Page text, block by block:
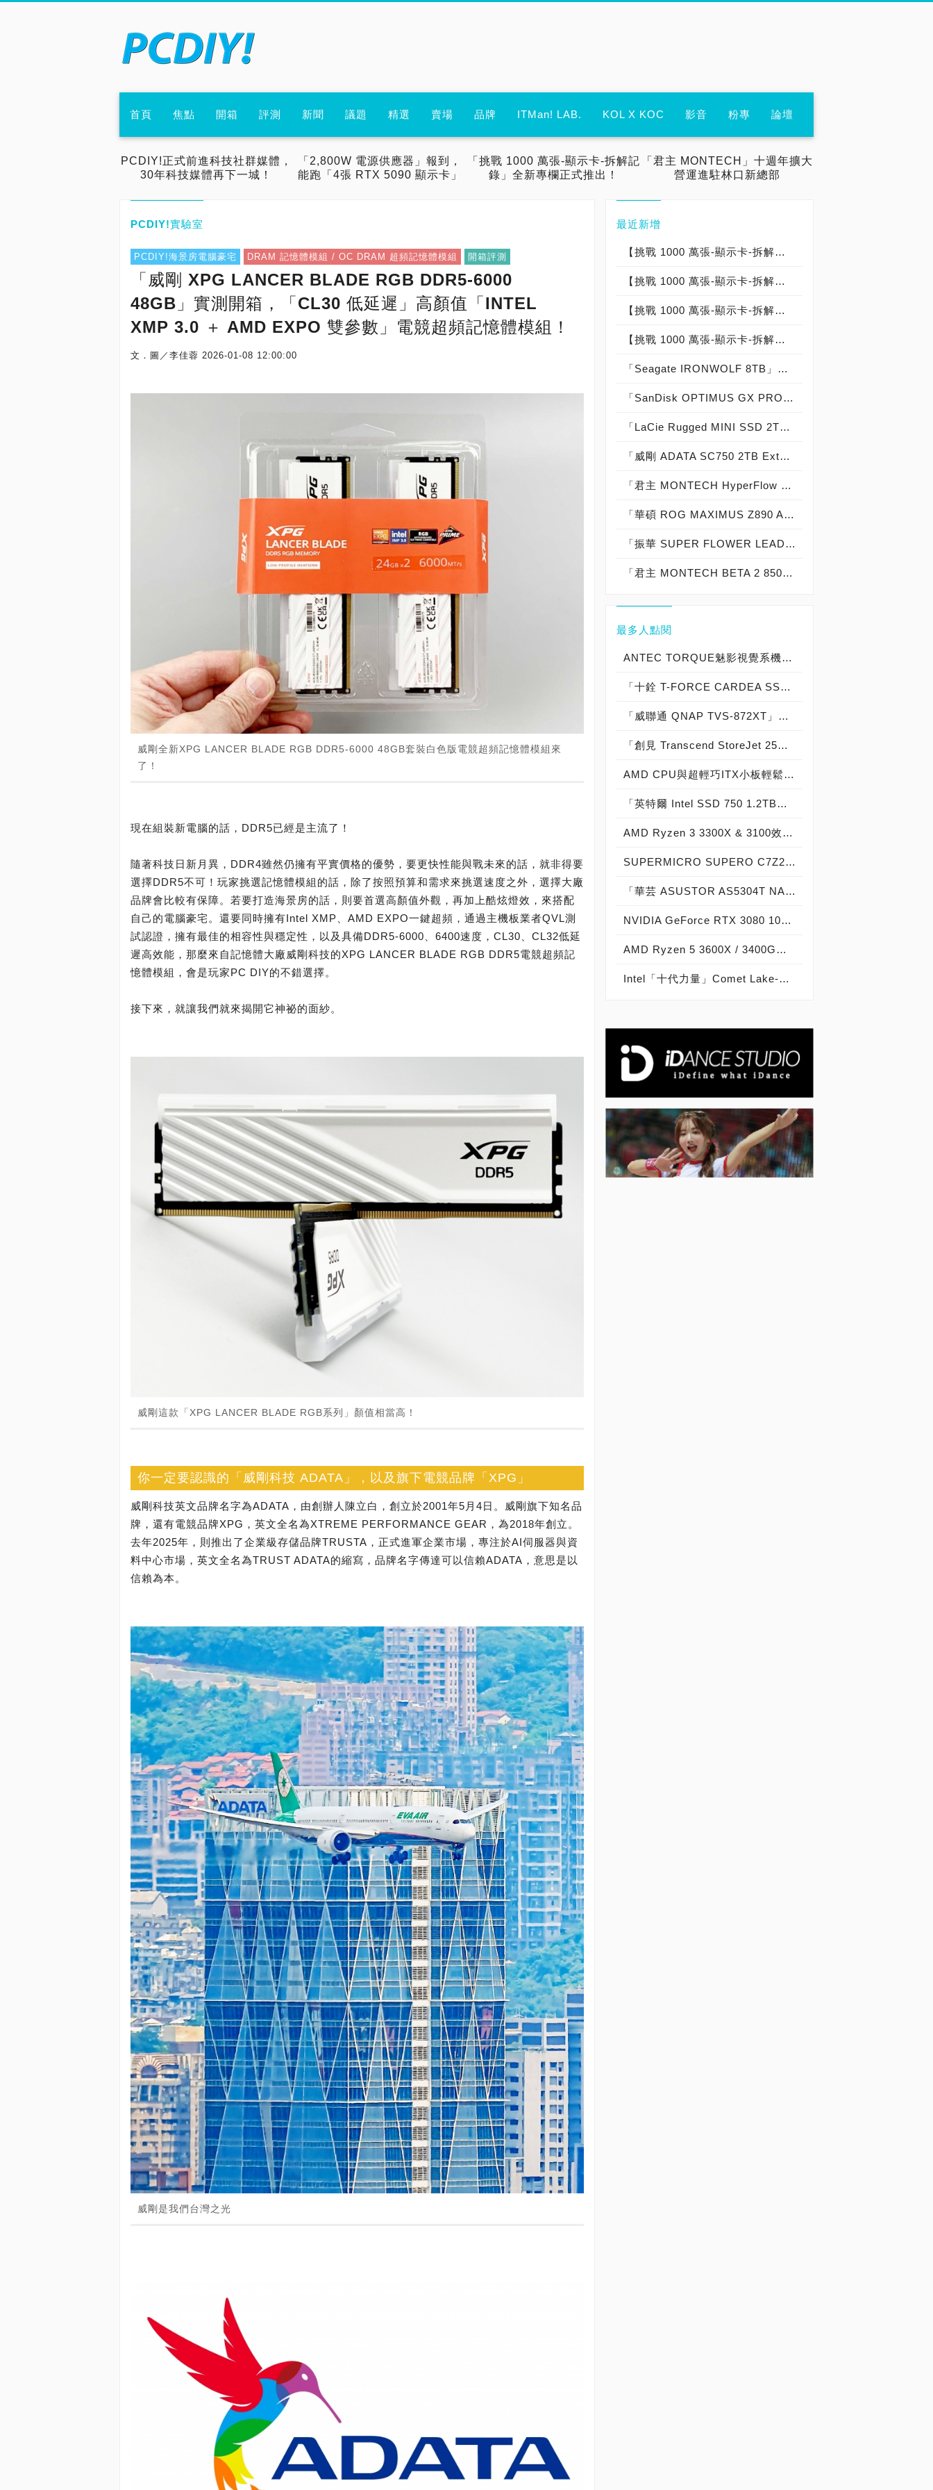
首頁 焦點 開箱 評測 新聞 議題 精選 賣場 品牌 ITMan! LAB. KOL X KOC 影音 粉專 論壇
PCDIY!正式前進科技社群媒體，
30年科技媒體再下一城！
「2,800W 電源供應器」報到，
能跑「4張 RTX 5090 顯示卡」
「挑戰 1000 萬張-顯示卡-拆解記
錄」全新專欄正式推出！
「君主 MONTECH」十週年擴大
營運進駐林口新總部
PCDIY!實驗室
PCDIY!海景房電腦豪宅 DRAM 記憶體模組 / OC DRAM 超頻記憶體模組 開箱評測
「威剛 XPG LANCER BLADE RGB DDR5-6000
48GB」實測開箱，「CL30 低延遲」高顏值「INTEL
XMP 3.0 ＋ AMD EXPO 雙參數」電競超頻記憶體模組！
文．圖／李佳蓉 2026-01-08 12:00:00
威剛全新XPG LANCER BLADE RGB DDR5-6000 48GB套裝白色版電競超頻記憶體模組來
了！
現在組裝新電腦的話，DDR5已經是主流了！
隨著科技日新月異，DDR4雖然仍擁有平實價格的優勢，要更快性能與戰未來的話，就非得要
選擇DDR5不可！玩家挑選記憶體模組的話，除了按照預算和需求來挑選速度之外，選擇大廠
品牌會比較有保障。若要打造海景房的話，則要首選高顏值外觀，再加上酷炫燈效，來搭配
自己的電腦豪宅。還要同時擁有Intel XMP、AMD EXPO一鍵超頻，通過主機板業者QVL測
試認證，擁有最佳的相容性與穩定性，以及具備DDR5-6000、6400速度，CL30、CL32低延
遲高效能，那麼來自記憶體大廠威剛科技的XPG LANCER BLADE RGB DDR5電競超頻記
憶體模組，會是玩家PC DIY的不錯選擇。
接下來，就讓我們就來揭開它神祕的面紗。
威剛這款「XPG LANCER BLADE RGB系列」顏值相當高！
你一定要認識的「威剛科技 ADATA」，以及旗下電競品牌「XPG」
威剛科技英文品牌名字為ADATA，由創辦人陳立白，創立於2001年5月4日。威剛旗下知名品
牌，還有電競品牌XPG，英文全名為XTREME PERFORMANCE GEAR，為2018年創立。
去年2025年，則推出了企業級存儲品牌TRUSTA，正式進軍企業市場，專注於AI伺服器與資
料中心市場，英文全名為TRUST ADATA的縮寫，品牌名字傳達可以信賴ADATA，意思是以
信賴為本。
威剛是我們台灣之光
最近新增
【挑戰 1000 萬張-顯示卡-拆解記錄：000-000-018】微星 MSI GeForce RTX 5090 32G LIGHTNING Z 閃電卡皇：台灣代理商建達公司貨：台灣製造 Made In Taiwan（限定版→僅開箱）
【挑戰 1000 萬張-顯示卡-拆解記錄：000-000-004】華碩 ASUS TUF Gaming GeForce RTX 5090 32GB GDDR7：台灣代理商聯強公司貨：中國製造 Made In China
【挑戰 1000 萬張-顯示卡-拆解記錄：000-000-003】微星 MSI GEFORCE RTX 5090 GAMING TRIO OC：台灣代理商建達公司貨：台灣製造 Made In Taiwan
【挑戰 1000 萬張-顯示卡-拆解記錄：000-000-002】技嘉 GIGABYTE GEFORCE RTX 5090 GAMING OC 32G：台灣代理商青雲公司貨：台灣製造 Made In Taiwan
「Seagate IRONWOLF 8TB」實測開箱，「5,400轉」那嘶狼「節省電力 48％ 噪音減少 18％ 抗震提升 12％」NAS專用硬碟機首選！
「SanDisk OPTIMUS GX PRO 8100 SSD 2TB」實測開箱，「14,900 MB/s俱樂部」史上最強「第四代 PCIe 5.0 SSD」高效能低功耗固態硬碟！
「LaCie Rugged MINI SSD 2TB」實測開箱，「USB 3.2 Gen 2x2 穩固精悍」20Gbps 外接式固態硬碟專業首選！
「威剛 ADATA SC750 2TB External SSD」實測開箱，USB 3.2 Gen2 10Gb/s 免傳輸線「袖珍便攜」高效能外接式固態硬碟！
「君主 MONTECH HyperFlow Digital 360」實測開箱，「TDP：360 W 解熱能力」數位顯示即時監控「Intel LGA 1700/1851與AMD AM4/AM5主流平台全支援」高性價比 CPU一體式水冷散熱器！
「華碩 ROG MAXIMUS Z890 APEX」實測開箱，史上最強「22＋1＋2＋2 共 27 相供電」DDR5-9600＋ 極致超頻「Intel Core Ultra 7 270K Plus 最佳拍檔」白色海景房主機板！
「振華 SUPER FLOWER LEADEX III PLATINUM ATX 3.1 1000W」實測開箱，Cybenetics PLATINUM白金牌認證「PCIe 5.1 單原生 12V-2x6 連接器 」電源供應器 feat. NVIDIA GeForce RTX 5090 顯示卡 絕佳組合！
「君主 MONTECH BETA 2 850W ATX 3.1」實測開箱，80 PLUS Bronze 銅牌認證「PCIe 5.1 單原生 12V-2x6 連接器」直出線電源供應器 feat. NVIDIA GeForce RTX 5080 顯示卡 超值搭機組合！
最多人點閱
ANTEC TORQUE魅影視覺系機殼開箱，安鈦克戰鬥機俯衝攻擊概念電競機箱新登場！
「十銓 T-FORCE CARDEA SSD 1TB」散熱片版實測開箱，「7,000MB/s俱樂部」PCIe 4.0 x4高效能固態硬碟！
「威聯通 QNAP TVS-872XT」實測開箱，「10GbE＋Thunderbolt 3」旗艦級 8-Bay NAS
「創見 Transcend StoreJet 25C3S 2TB & 25C3N 2TB」實測開箱，輕薄時尚內建獨家檔案救援外接式硬碟！
AMD CPU與超輕巧ITX小板輕鬆配：華碩 ROG STRIX B450-I GAMING ft. Ryzen 3 3300X
「英特爾 Intel SSD 750 1.2TB」實測開箱，NVMe PCIe SSD固態硬碟中的頂尖之作！
AMD Ryzen 3 3300X & 3100效能測試，完勝9400 / 9100，搭配B550最佳平台
SUPERMICRO SUPERO C7Z270-CG實測開箱，伺服器級電競主機板重裝上陣！
「華芸 ASUSTOR AS5304T NAS」實測開箱，Feat. Western Digital WD RED 4TB NAS HDD & WD RED SA500 NAS SSD
NVIDIA GeForce RTX 3080 10GB創始版顯示卡開箱實測，4K高畫質光追遊戲的最佳主角
AMD Ryzen 5 3600X / 3400G開箱實測，獨顯內顯皆高效，主流電競最佳平台！
Intel「十代力量」Comet Lake-S該買嗎？Core i9 / i7 / i5 / i3效能評測 ft. Ryzen 3000效能評比 / ROG Z490 MAXIMUS XII FORMULA